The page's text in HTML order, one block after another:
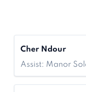
Cher Ndour
Assist: Manor